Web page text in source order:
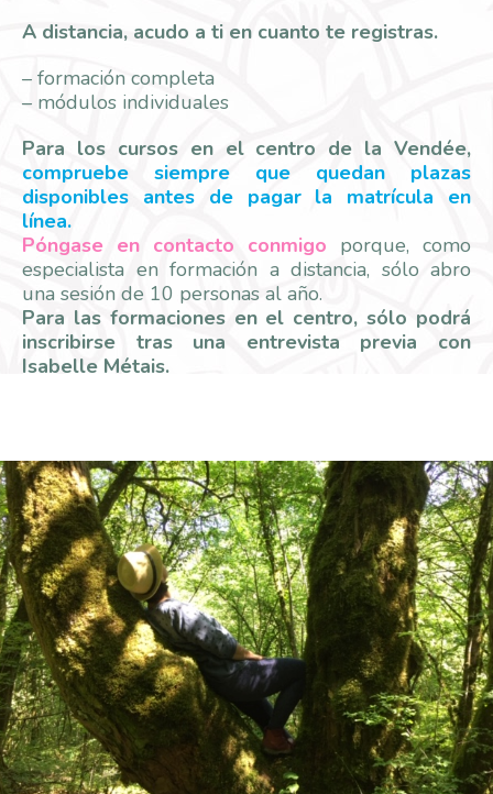
A distancia, acudo a ti en cuanto te registras.
– formación completa
– módulos individuales
Para los cursos en el centro de la Vendée,
compruebe siempre que quedan plazas
disponibles antes de pagar la matrícula en
línea.
Póngase en contacto conmigo porque, como
especialista en formación a distancia, sólo abro
una sesión de 10 personas al año.
Para las formaciones en el centro, sólo podrá
inscribirse tras una entrevista previa con
Isabelle Métais.